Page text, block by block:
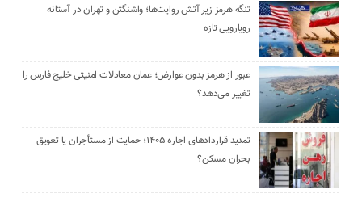
تنگه هرمز زیر آتش روایت‌ها؛ واشنگتن و تهران در آستانه
رویارویی تازه
عبور از هرمز بدون عوارض؛ عمان معادلات امنیتی خلیج فارس را
تغییر می‌دهد؟
تمدید قراردادهای اجاره ۱۴۰۵؛ حمایت از مستأجران یا تعویق
بحران مسکن؟